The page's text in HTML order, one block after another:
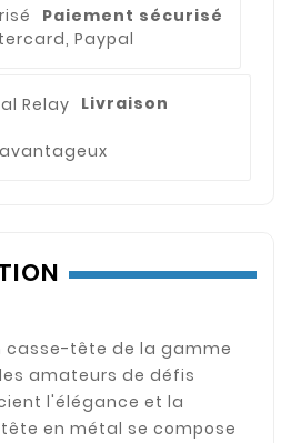
Paiement sécurisé
Paypal
Livraison
casse-tête de la gamme
amateurs de défis
l'élégance et la
en métal se compose